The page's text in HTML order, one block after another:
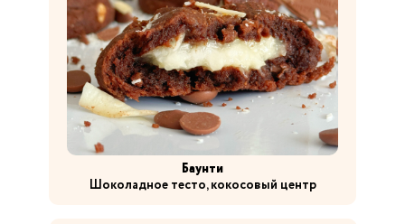
Баунти
Шоколадное тесто, кокосовый центр